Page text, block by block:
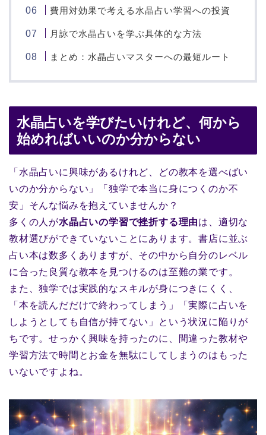
費用対効果で考える水晶占い学習への投資
月詠で水晶占いを学ぶ具体的な方法
まとめ：水晶占いマスターへの最短ルート
水晶占いを学びたいけれど、何から
始めればいいのか分からない
「水晶占いに興味があるけれど、どの教本を選べばい
いのか分からない」「独学で本当に身につくのか不
安」そんな悩みを抱えていませんか？
多くの人が水晶占いの学習で挫折する理由は、適切な
教材選びができていないことにあります。書店に並ぶ
占い本は数多くありますが、その中から自分のレベル
に合った良質な教本を見つけるのは至難の業です。
また、独学では実践的なスキルが身につきにくく、
「本を読んだだけで終わってしまう」「実際に占いを
しようとしても自信が持てない」という状況に陥りが
ちです。せっかく興味を持ったのに、間違った教材や
学習方法で時間とお金を無駄にしてしまうのはもった
いないですよね。